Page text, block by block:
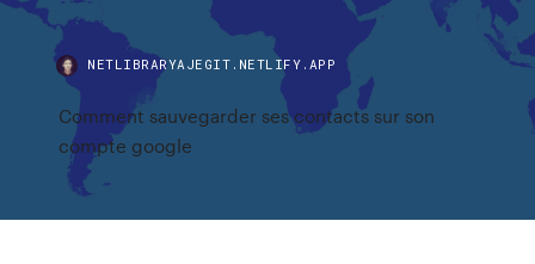
NETLIBRARYAJEGIT.NETLIFY.APP
Comment sauvegarder ses contacts sur son
compte google